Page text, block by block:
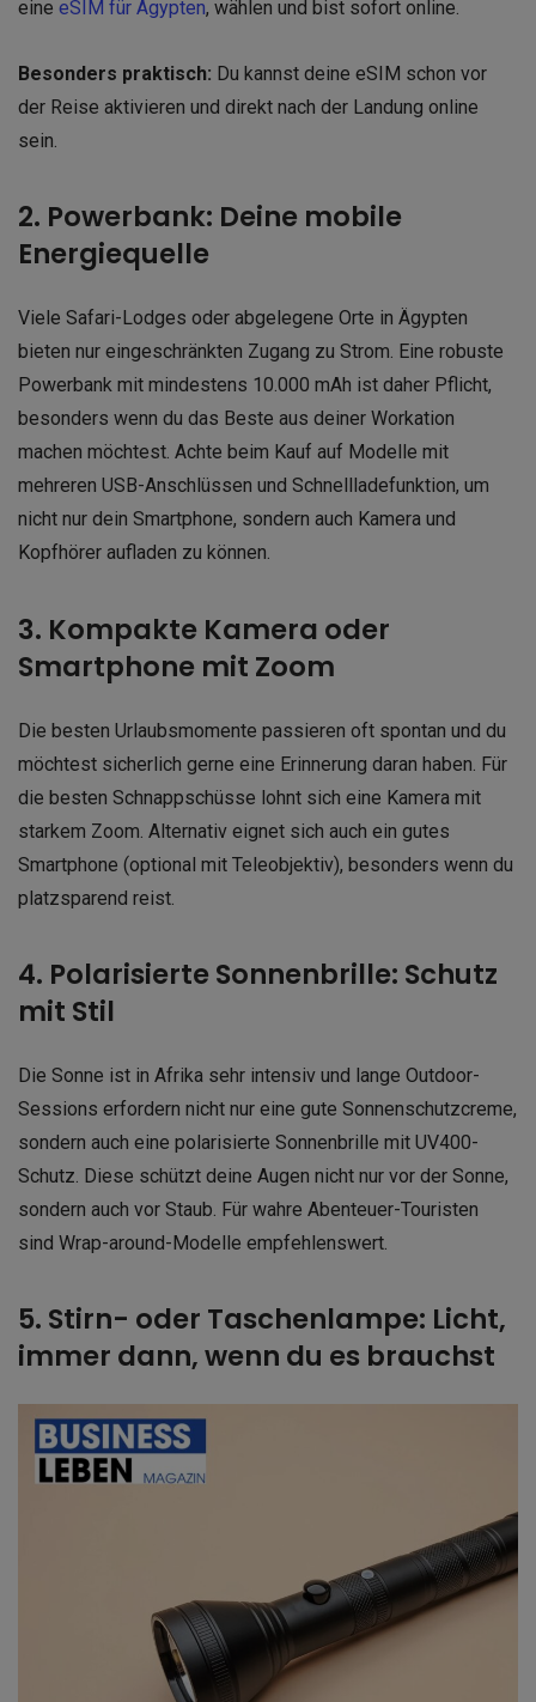
eine eSIM für Ägypten, wählen und bist sofort online.
Besonders praktisch: Du kannst deine eSIM schon vor
der Reise aktivieren und direkt nach der Landung online
sein.
2. Powerbank: Deine mobile
Energiequelle
Viele Safari-Lodges oder abgelegene Orte in Ägypten
bieten nur eingeschränkten Zugang zu Strom. Eine robuste
Powerbank mit mindestens 10.000 mAh ist daher Pflicht,
besonders wenn du das Beste aus deiner Workation
machen möchtest. Achte beim Kauf auf Modelle mit
mehreren USB-Anschlüssen und Schnellladefunktion, um
nicht nur dein Smartphone, sondern auch Kamera und
Kopfhörer aufladen zu können.
3. Kompakte Kamera oder
Smartphone mit Zoom
Die besten Urlaubsmomente passieren oft spontan und du
möchtest sicherlich gerne eine Erinnerung daran haben. Für
die besten Schnappschüsse lohnt sich eine Kamera mit
starkem Zoom. Alternativ eignet sich auch ein gutes
Smartphone (optional mit Teleobjektiv), besonders wenn du
platzsparend reist.
4. Polarisierte Sonnenbrille: Schutz
mit Stil
Die Sonne ist in Afrika sehr intensiv und lange Outdoor-
Sessions erfordern nicht nur eine gute Sonnenschutzcreme,
sondern auch eine polarisierte Sonnenbrille mit UV400-
Schutz. Diese schützt deine Augen nicht nur vor der Sonne,
sondern auch vor Staub. Für wahre Abenteuer-Touristen
sind Wrap-around-Modelle empfehlenswert.
5. Stirn- oder Taschenlampe: Licht,
immer dann, wenn du es brauchst